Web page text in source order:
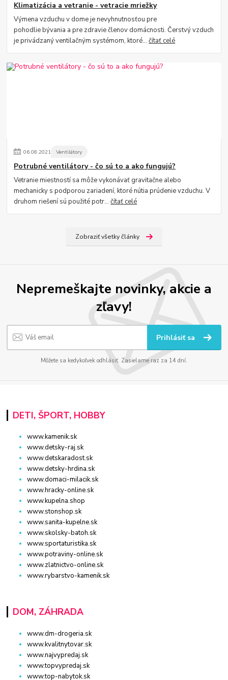
Klimatizácia a vetranie - vetracie mriežky
Výmena vzduchu v dome je nevyhnutnosťou pre
pohodlie bývania a pre zdravie členov domácnosti. Čerstvý vzduch
je privádzaný ventilačným systémom, ktoré...čítať celé
06.08.2021 Ventilátory
Potrubné ventilátory - čo sú to a ako fungujú?
Vetranie miestností sa môže vykonávať gravitačne alebo
mechanicky s podporou zariadení, ktoré nútia prúdenie vzduchu. V
druhom riešení sú použité potr...čítať celé
Zobraziť všetky články
Nepremeškajte novinky, akcie a
zľavy!
Prihlásiť sa
Môžete sa kedykoľvek odhlásiť. Zasielame raz za 14 dní.
DETI, ŠPORT, HOBBY
www.kamenik.sk
www.detsky-raj.sk
www.detskaradost.sk
www.detsky-hrdina.sk
www.domaci-milacik.sk
www.hracky-online.sk
www.kupelna.shop
www.stonshop.sk
www.sanita-kupelne.sk
www.skolsky-batoh.sk
www.sportaturistika.sk
www.potraviny-online.sk
www.zlatnictvo-online.sk
www.rybarstvo-kamenik.sk
DOM, ZÁHRADA
www.dm-drogeria.sk
www.kvalitnytovar.sk
www.najvypredaj.sk
www.topvypredaj.sk
www.top-nabytok.sk